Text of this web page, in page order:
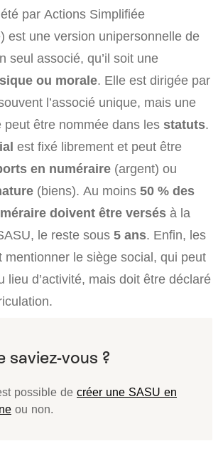
par Actions Simplifiée
est une version unipersonnelle de
seul associé, qu’il soit une
ou morale. Elle est dirigée par
l’associé unique, mais une
peut être nommée dans les statuts.
est fixé librement et peut être
en numéraire (argent) ou
(biens). Au moins 50 % des
doivent être versés à la
le reste sous 5 ans. Enfin, les
mentionner le siège social, qui peut
lieu d’activité, mais doit être déclaré
possible de créer une SASU en
ou non.